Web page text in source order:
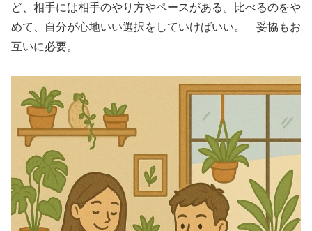
ど、相手には相手のやり方やペースがある。比べるのをや
めて、自分が心地いい選択をしていけばいい。 妥協もお
互いに必要。